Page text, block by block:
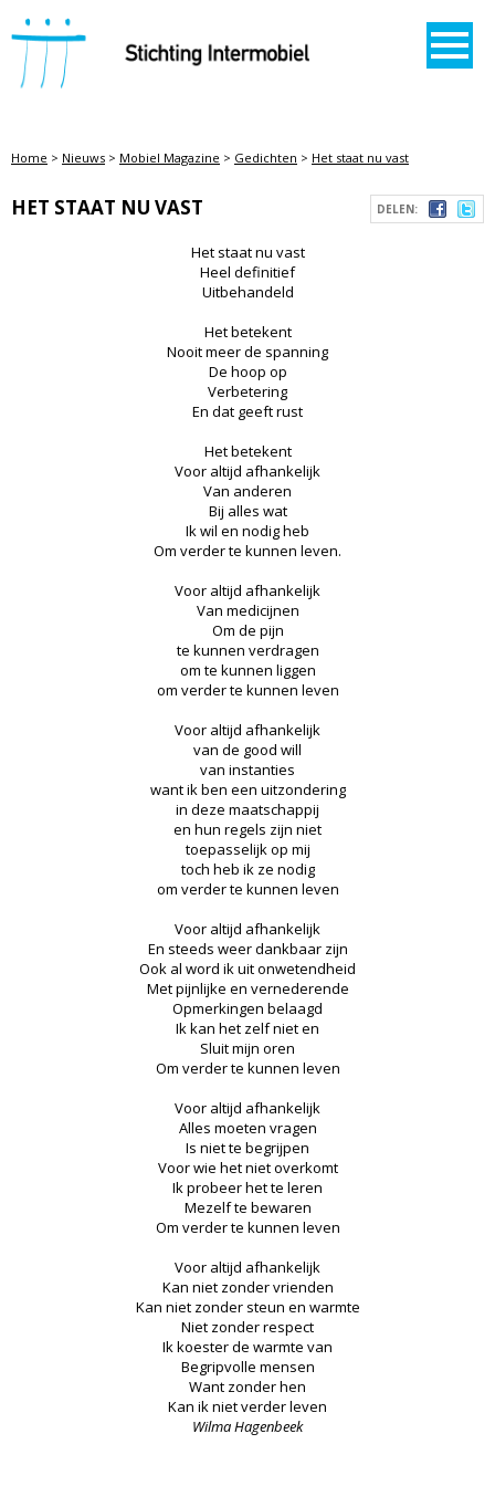
STICHTING INTERMOBIEL
Home > Nieuws > Mobiel Magazine > Gedichten > Het staat nu vast
DELEN:
HET STAAT NU VAST
Het staat nu vast
Heel definitief
Uitbehandeld
Het betekent
Nooit meer de spanning
De hoop op
Verbetering
En dat geeft rust
Het betekent
Voor altijd afhankelijk
Van anderen
Bij alles wat
Ik wil en nodig heb
Om verder te kunnen leven.
Voor altijd afhankelijk
Van medicijnen
Om de pijn
te kunnen verdragen
om te kunnen liggen
om verder te kunnen leven
Voor altijd afhankelijk
van de good will
van instanties
want ik ben een uitzondering
in deze maatschappij
en hun regels zijn niet
toepasselijk op mij
toch heb ik ze nodig
om verder te kunnen leven
Voor altijd afhankelijk
En steeds weer dankbaar zijn
Ook al word ik uit onwetendheid
Met pijnlijke en vernederende
Opmerkingen belaagd
Ik kan het zelf niet en
Sluit mijn oren
Om verder te kunnen leven
Voor altijd afhankelijk
Alles moeten vragen
Is niet te begrijpen
Voor wie het niet overkomt
Ik probeer het te leren
Mezelf te bewaren
Om verder te kunnen leven
Voor altijd afhankelijk
Kan niet zonder vrienden
Kan niet zonder steun en warmte
Niet zonder respect
Ik koester de warmte van
Begripvolle mensen
Want zonder hen
Kan ik niet verder leven
Wilma Hagenbeek